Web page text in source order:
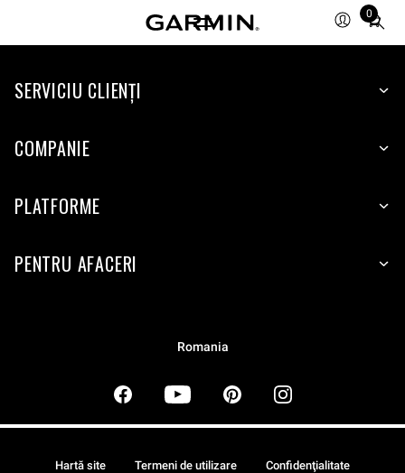
0
Total
items
cart:
SERVICIU CLIENŢI
COMPANIE
PLATFORME
PENTRU AFACERI
Romania
Hartă site Termeni de utilizare Confidenţialitate